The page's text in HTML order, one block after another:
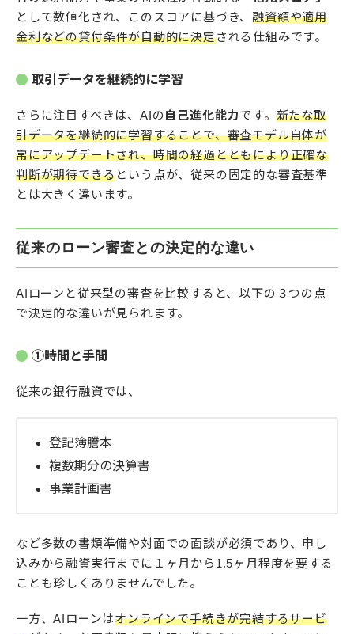
として数値化され、このスコアに基づき、融資額や適用
金利などの貸付条件が自動的に決定される仕組みです。
取引データを継続的に学習
さらに注目すべきは、AIの自己進化能力です。 新たな取
引データを継続的に学習することで、審査モデル自体が
常にアップデートされ、時間の経過とともにより正確な
判断が期待できるという点が、従来の固定的な審査基準
とは大きく違います。
従来のローン審査との決定的な違い
AIローンと従来型の審査を比較すると、以下の３つの点
で決定的な違いが見られます。
①時間と手間
従来の銀行融資では、
登記簿謄本
複数期分の決算書
事業計画書
など多数の書類準備や対面での面談が必須であり、申し
込みから融資実行までに１ヶ月から1.5ヶ月程度を要する
ことも珍しくありませんでした。
一方、AIローンはオンラインで手続きが完結するサービ